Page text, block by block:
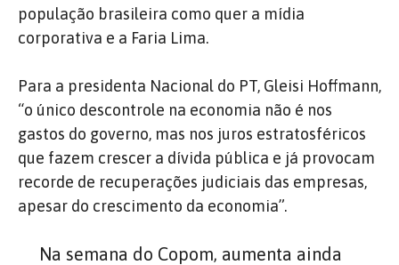
população brasileira como quer a mídia
corporativa e a Faria Lima.
Para a presidenta Nacional do PT, Gleisi Hoffmann,
“o único descontrole na economia não é nos
gastos do governo, mas nos juros estratosféricos
que fazem crescer a dívida pública e já provocam
recorde de recuperações judiciais das empresas,
apesar do crescimento da economia”.
Na semana do Copom, aumenta ainda